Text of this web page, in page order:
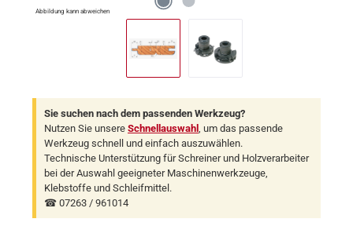
Abbildung kann abweichen
Sie suchen nach dem passenden Werkzeug?
Nutzen Sie unsere Schnellauswahl , um das passende
Werkzeug schnell und einfach auszuwählen.
Technische Unterstützung für Schreiner und Holzverarbeiter
bei der Auswahl geeigneter Maschinenwerkzeuge,
Klebstoffe und Schleifmittel.
☎ 07263 / 961014